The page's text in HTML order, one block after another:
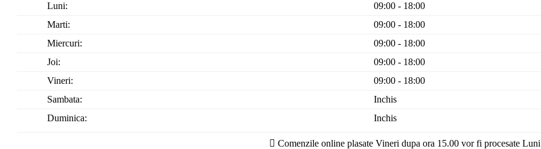
Luni:
09:00 - 18:00
Marti:
09:00 - 18:00
Miercuri:
09:00 - 18:00
Joi:
09:00 - 18:00
Vineri:
09:00 - 18:00
Sambata:
Inchis
Duminica:
Inchis
Comenzile online plasate Vineri dupa ora 15.00 vor fi procesate